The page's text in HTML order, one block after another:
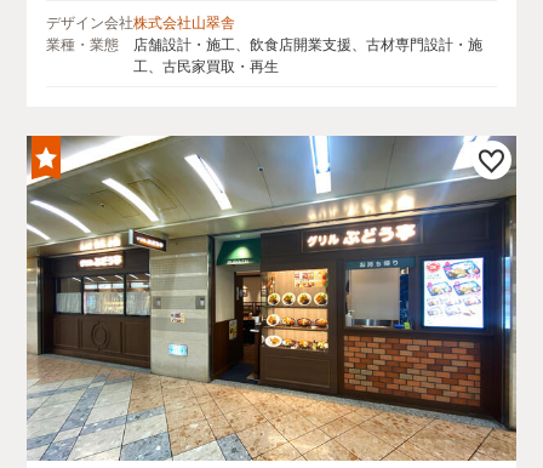
デザイン会社株式会社山翠舎
業種・業態
店舗設計・施工、飲食店開業支援、古材専門設計・施
工、古民家買取・再生